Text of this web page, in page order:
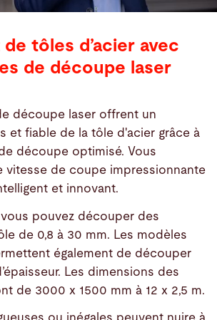
tôles d’acier avec
de découpe laser
découpe laser offrent un
et fiable de la tôle d'acier grâce à
découpe optimisé. Vous
vitesse de coupe impressionnante
et innovant.
pouvez découper des
de 0,8 à 30 mm. Les modèles
également de découper
Les dimensions des
de 3000 x 1500 mm à 12 x 2,5 m.
ou inégales peuvent nuire à